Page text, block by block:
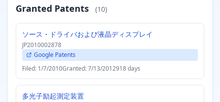
Granted Patents (10)
ソース・ドライバおよび液晶ディスプレイ
JP2010002878
Google Patents
Filed: 1/7/2010Granted: 7/13/2012918 days
多光子励起測定装置